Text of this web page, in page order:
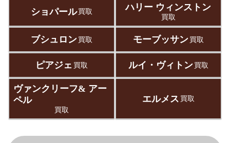
ショパール 買取 ハリー ウィンストン
買取
ブシュロン 買取 モーブッサン 買取
ピアジェ 買取 ルイ・ヴィトン 買取
ヴァンクリーフ& アー
ペル
買取
エルメス 買取